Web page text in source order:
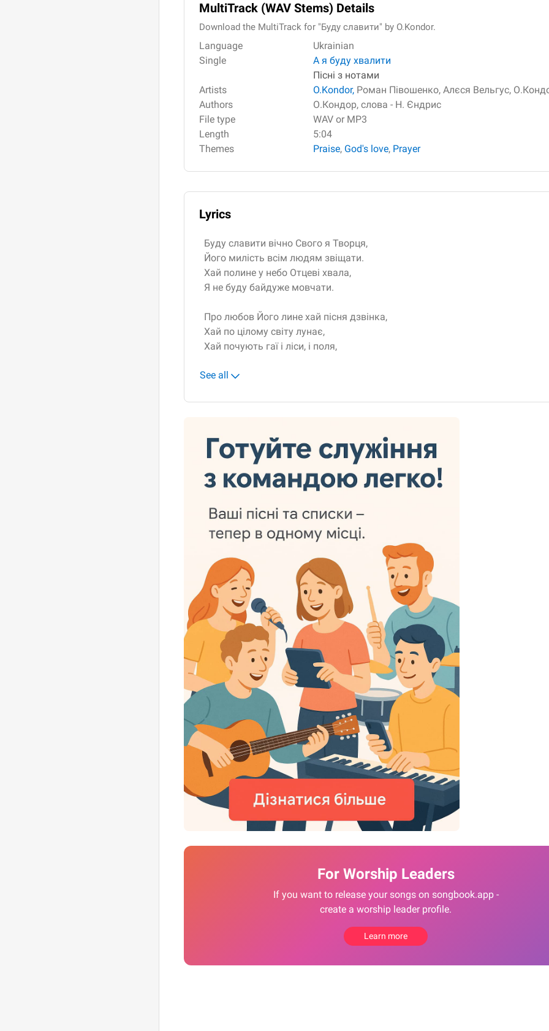
MultiTrack (WAV Stems) Details
Download the MultiTrack for "Буду славити" by O.Kondor.
Language
Ukrainian
Single
А я буду хвалити
Пісні з нотами
Artists
O.Kondor, Роман Півошенко, Алєся Вельгус,
Authors
О.Кондор, слова - Н. Єндрис
File type
WAV or MP3
Length
5:04
Themes
Praise, God's love, Prayer
Lyrics
Буду славити вічно Свого я Творця,
Його милість всім людям звіщати.
Хай полине у небо Отцеві хвала,
Я не буду байдуже мовчати.
Про любов Його лине хай пісня дзвінка,
Хай по цілому світу лунає,
Хай почують гаї і ліси, і поля,
See all
For Worship Leaders
If you want to release your songs on songbook.app -
create a worship leader profile.
Learn more